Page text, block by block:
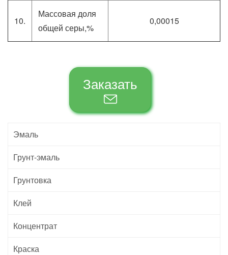
10.
Массовая доля
общей серы,%
0,00015
Заказать
Эмаль
Грунт-эмаль
Грунтовка
Клей
Концентрат
Краска